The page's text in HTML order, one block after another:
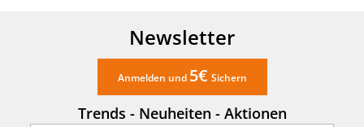
Newsletter
Anmelden und 5€ Sichern
Trends - Neuheiten - Aktionen